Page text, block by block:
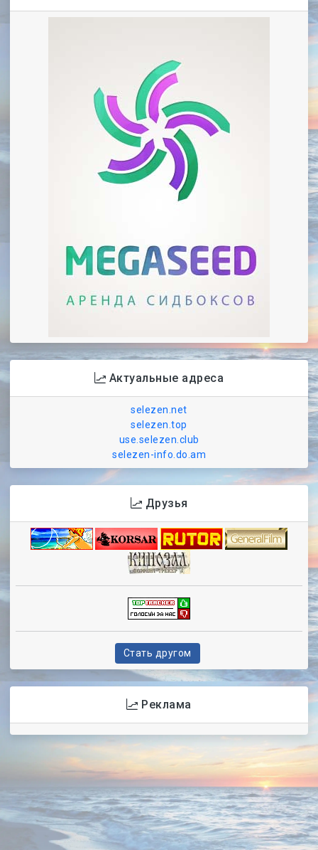
Актуальные адреса
selezen.net
selezen.top
use.selezen.club
selezen-info.do.am
Друзья
Стать другом
Реклама